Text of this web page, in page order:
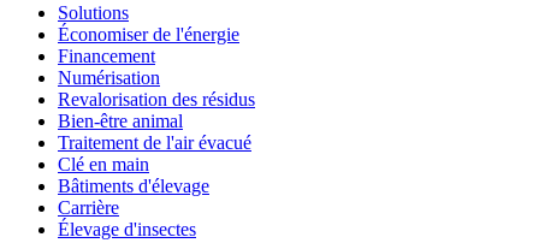
Solutions
Économiser de l'énergie
Financement
Numérisation
Revalorisation des résidus
Bien-être animal
Traitement de l'air évacué
Clé en main
Bâtiments d'élevage
Carrière
Élevage d'insectes